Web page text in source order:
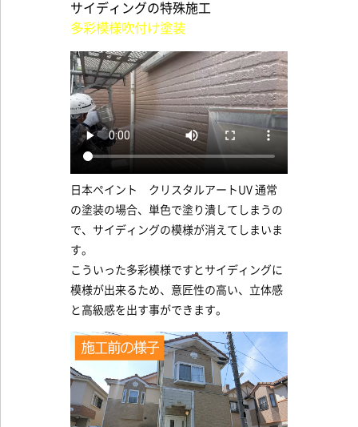
サイディングの特殊施工
多彩模様吹付け塗装
日本ペイント クリスタルアートUV 通常
の塗装の場合、単色で塗り潰してしまうの
で、サイディングの模様が消えてしまいま
す。
こういった多彩模様ですとサイディングに
模様が出来るため、意匠性の高い、立体感
と高級感を出す事ができます。